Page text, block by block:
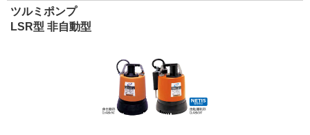
ツルミポンプ
LSR型 非自動型